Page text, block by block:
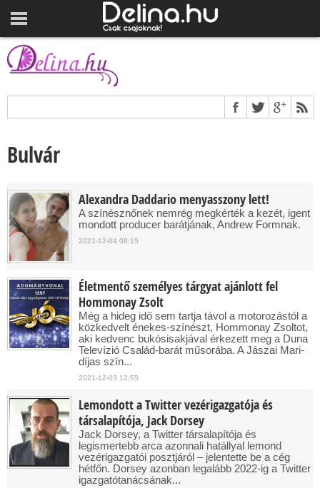
Bulvár
Alexandra Daddario menyasszony lett!
A színésznőnek nemrég megkérték a kezét, igent
mondott producer barátjának, Andrew Formnak.
2021-12-04 08:15
Életmentő személyes tárgyat ajánlott fel
Hommonay Zsolt
Még a hideg idő sem tartja távol a motorozástól a
közkedvelt énekes-színészt, Hommonay Zsoltot,
aki kedvenc bukósisakjával érkezett meg a Duna
Televízió Család-barát műsorába. A Jászai Mari-
díjas szín...
2021-12-03 12:55
Lemondott a Twitter vezérigazgatója és
társalapítója, Jack Dorsey
Jack Dorsey, a Twitter társalapítója és
legismertebb arca azonnali hatállyal lemond
vezérigazgatói posztjáról – jelentette be a cég
hétfőn. Dorsey azonban legalább 2022-ig a Twitter
igazgatótanácsának...